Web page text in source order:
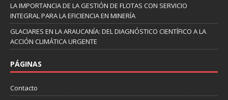
LA IMPORTANCIA DE LA GESTIÓN DE FLOTAS CON SERVICIO
INTEGRAL PARA LA EFICIENCIA EN MINERÍA
GLACIARES EN LA ARAUCANÍA: DEL DIAGNÓSTICO CIENTÍFICO A LA
ACCIÓN CLIMÁTICA URGENTE
PÁGINAS
Contacto